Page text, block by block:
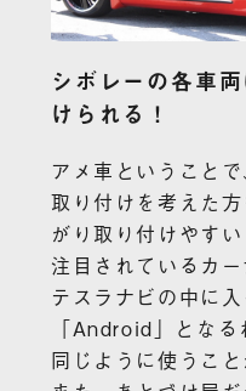
シボレーの各車
けられる！
アメ車ということ
取り付けを考えた
がり取り付けやす
注目されているカー
テスラナビの中に
「Android」とな
同じように使うこと